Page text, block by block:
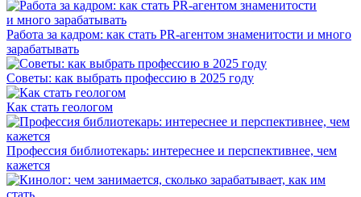
Работа за кадром: как стать PR-агентом знаменитости и много
зарабатывать
Советы: как выбрать профессию в 2025 году
Как стать геологом
Профессия библиотекарь: интереснее и перспективнее, чем
кажется